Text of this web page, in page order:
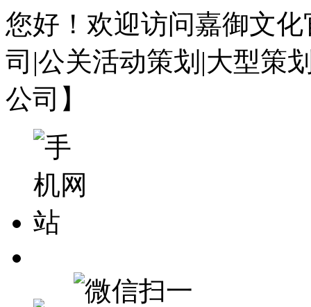
您好！欢迎访问嘉御文
司|公关活动策划|大型策
公司】